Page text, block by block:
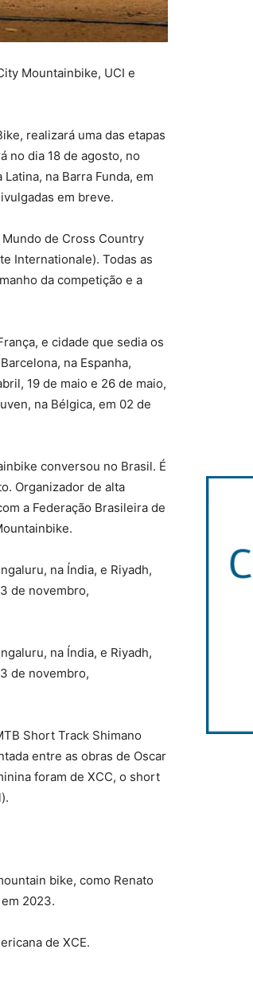
Mountainbike, UCI e
realizará uma das etapas
no dia 18 de agosto, no
na Barra Funda, em
em breve.
de Cross Country
Internationale). Todas as
da competição e a
e cidade que sedia os
na Espanha,
19 de maio e 26 de maio,
na Bélgica, em 02 de
conversou no Brasil. É
Organizador de alta
a Federação Brasileira de
na Índia, e Riyadh,
de novembro,
na Índia, e Riyadh,
de novembro,
Short Track Shimano
entre as obras de Oscar
foram de XCC, o short
bike, como Renato
2023.
de XCE.